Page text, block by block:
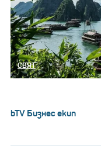
СВЯТ
bTV Бизнес екип